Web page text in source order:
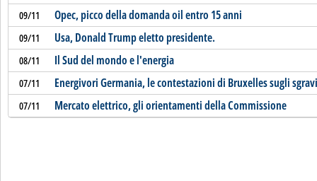
09/11 Opec, picco della domanda oil entro 15 anni
09/11 Usa, Donald Trump eletto presidente.
08/11 Il Sud del mondo e l'energia
07/11 Energivori Germania, le contestazioni di Bruxelles sugli sgravi
07/11 Mercato elettrico, gli orientamenti della Commissione